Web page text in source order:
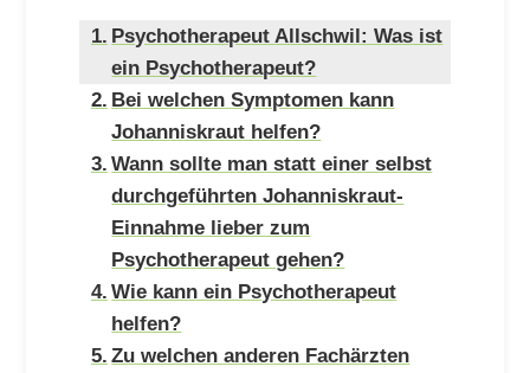
Psychotherapeut Allschwil: Was ist
ein Psychotherapeut?
Bei welchen Symptomen kann
Johanniskraut helfen?
Wann sollte man statt einer selbst
durchgeführten Johanniskraut-
Einnahme lieber zum
Psychotherapeut gehen?
Wie kann ein Psychotherapeut
helfen?
Zu welchen anderen Fachärzten